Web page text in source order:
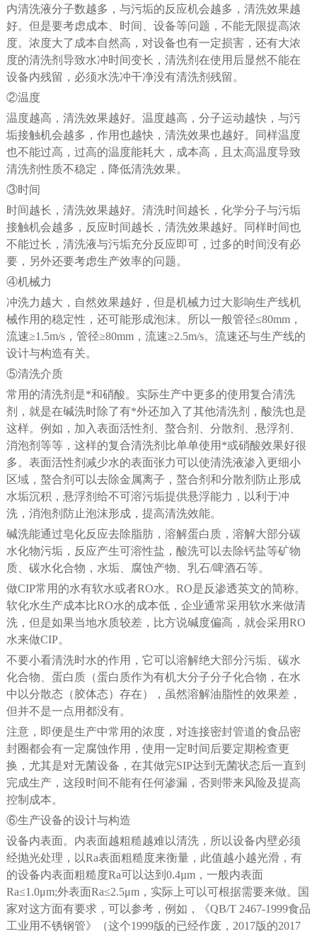
内清洗液分子数越多，与污垢的反应机会越多，清洗效果越
好。但是要考虑成本、时间、设备等问题，不能无限提高浓
度。浓度大了成本自然高，对设备也有一定损害，还有大浓
度的清洗剂导致水冲时间变长，清洗剂在使用后显然不能在
设备内残留，必须水洗冲干净没有清洗剂残留。
②温度
温度越高，清洗效果越好。温度越高，分子运动越快，与污
垢接触机会越多，作用也越快，清洗效果也越好。同样温度
也不能过高，过高的温度能耗大，成本高，且太高温度导致
清洗剂性质不稳定，降低清洗效果。
③时间
时间越长，清洗效果越好。清洗时间越长，化学分子与污垢
接触机会越多，反应时间越长，清洗效果越好。同样时间也
不能过长，清洗液与污垢充分反应即可，过多的时间没有必
要，另外还要考虑生产效率的问题。
④机械力
冲洗力越大，自然效果越好，但是机械力过大影响生产线机
械作用的稳定性，还可能形成泡沫。所以一般管径≤80mm，
流速≥1.5m/s，管径≥80mm，流速≥2.5m/s。流速还与生产线的
设计与构造有关。
⑤清洗介质
常用的清洗剂是*和硝酸。实际生产中更多的使用复合清洗
剂，就是在碱洗时除了有*外还加入了其他清洗剂，酸洗也是
这样。例如，加入表面活性剂、螯合剂、分散剂、悬浮剂、
消泡剂等等，这样的复合清洗剂比单单使用*或硝酸效果好很
多。表面活性剂减少水的表面张力可以使清洗液渗入更细小
区域，螯合剂可以去除金属离子，螯合剂和分散剂防止形成
水垢沉积，悬浮剂给不可溶污垢提供悬浮能力，以利于冲
洗，消泡剂防止泡沫形成，提高清洗效能。
碱洗能通过皂化反应去除脂肪，溶解蛋白质，溶解大部分碳
水化物污垢，反应产生可溶性盐，酸洗可以去除钙盐等矿物
质、碳水化合物，水垢、腐蚀产物、乳石/啤酒石等。
做CIP常用的水有软水或者RO水。RO是反渗透英文的简称。
软化水生产成本比RO水的成本低，企业通常采用软水来做清
洗，但是如果当地水质较差，比方说碱度偏高，就会采用RO
水来做CIP。
不要小看清洗时水的作用，它可以溶解绝大部分污垢、碳水
化合物、蛋白质（蛋白质作为有机大分子分子化合物，在水
中以分散态（胶体态）存在），虽然溶解油脂性的效果差，
但并不是一点用都没有。
注意，即便是生产中常用的浓度，对连接密封管道的食品密
封圈都会有一定腐蚀作用，使用一定时间后要定期检查更
换，尤其是对无菌设备，在其做完SIP达到无菌状态后一直到
完成生产，这段时间不能有任何渗漏，否则带来风险及提高
控制成本。
⑥生产设备的设计与构造
设备内表面。内表面越粗糙越难以清洗，所以设备内壁必须
经抛光处理，以Ra表面粗糙度来衡量，此值越小越光滑，有
的设备内表面粗糙度Ra可以达到0.4µm，一般内表面
Ra≤1.0μm;外表面Ra≤2.5μm，实际上可以可根据需要来做。国
家对这方面有要求，可以参考，例如，《QB/T 2467-1999食品
工业用不锈钢管》（这个1999版的已经作废，2017版的2017